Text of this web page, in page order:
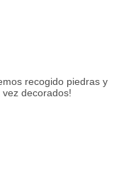
recogido piedras y
decorados!